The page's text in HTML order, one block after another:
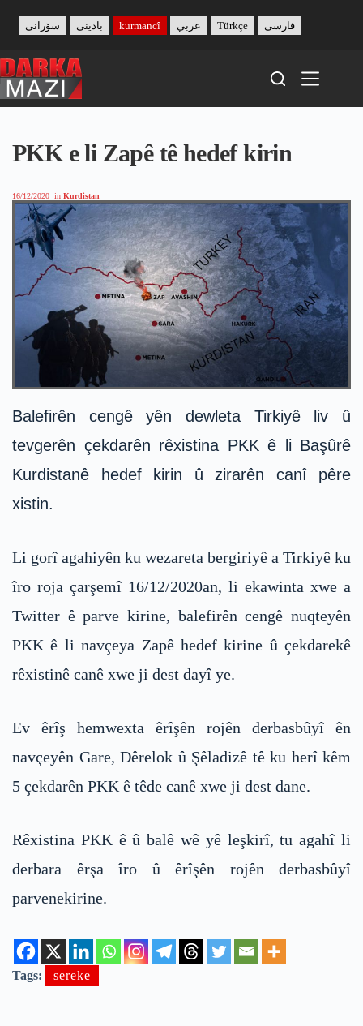
content
بادینی سۆرانی kurmancî عربي Türkçe فارسی
PKK e li Zapê tê hedef kirin
16/12/2020 in Kurdistan
Balefirên cengê yên dewleta Tirkiyê liv û
tevgerên çekdarên rêxistina PKK ê li Başûrê
Kurdistanê hedef kirin û zirarên canî pêre
xistin.
Li gorî agahiyên ku wezareta bergiriyê a Tirkiyê ku
îro roja çarşemî 16/12/2020an, li ekawinta xwe a
Twitter ê parve kirine, balefirên cengê nuqteyên
PKK ê li navçeya Zapê hedef kirine û çekdarekê
rêxistinê canê xwe ji dest dayî ye.
Ev êrîş hemwexta êrîşên rojên derbasbûyî ên
navçeyên Gare, Dêrelok û Şêladizê tê ku herî kêm
5 çekdarên PKK ê têde canê xwe ji dest dane.
Rêxistina PKK ê û balê wê yê leşkirî, tu agahî li
derbara êrşa îro û êrîşên rojên derbasbûyî
parvenekirine.
Tags: sereke